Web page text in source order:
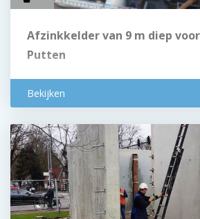
Afzinkkelder van 9 m diep
Putten
Bekijken